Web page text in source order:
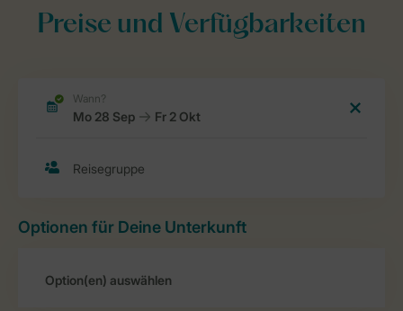
Preise und Verfügbarkeiten
Optionen für Deine Unterkunft